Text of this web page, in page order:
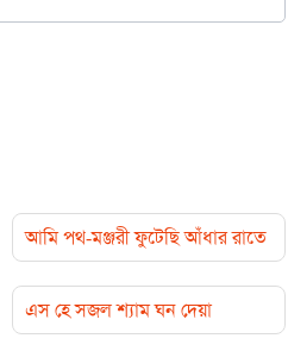
আমি পথ-মঞ্জরী ফুটেছি আঁধার রাতে
এস হে সজল শ্যাম ঘন দেয়া